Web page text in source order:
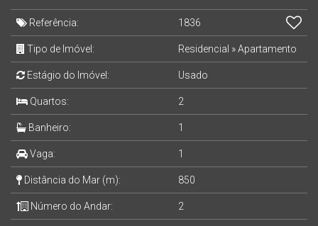
Referência: 1836
Tipo de Imóvel: Residencial »Apartamento
Estágio do Imóvel: Usado
Quartos: 2
Banheiro: 1
Vaga: 1
Distância do Mar (m): 850
Número do Andar: 2